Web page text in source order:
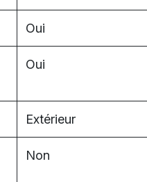
Oui
Oui
Extérieur
Non